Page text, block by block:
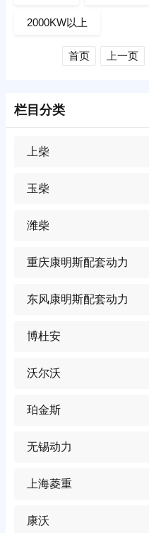
2000KW以上
首页 上一页
栏目分类
上柴
玉柴
潍柴
重庆康明斯配套动力
东风康明斯配套动力
博杜安
沃尔沃
珀金斯
无锡动力
上海菱重
康沃